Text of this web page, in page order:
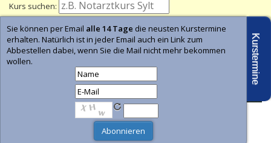
Kurs suchen:
Home Kurs-Termine Kurs-Suche Kurstermine
Sie können per Email alle 14 Tage die neusten Kurstermine
erhalten. Natürlich ist in jeder Email auch ein Link zum
Abbestellen dabei, wenn Sie die Mail nicht mehr bekommen
wollen.